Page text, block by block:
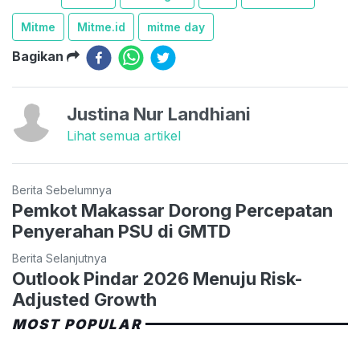
Mitme Mitme.id mitme day
Bagikan
Justina Nur Landhiani
Lihat semua artikel
Berita Sebelumnya
Pemkot Makassar Dorong Percepatan
Penyerahan PSU di GMTD
Berita Selanjutnya
Outlook Pindar 2026 Menuju Risk-
Adjusted Growth
MOST POPULAR